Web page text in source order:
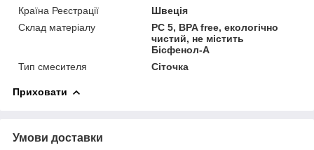
Країна Реєстрації
Швеція
Склад матеріалу
PC 5, BPA free, екологічно
чистий, не містить
Бісфенол-А
Тип смесителя
Сіточка
Приховати
Умови доставки